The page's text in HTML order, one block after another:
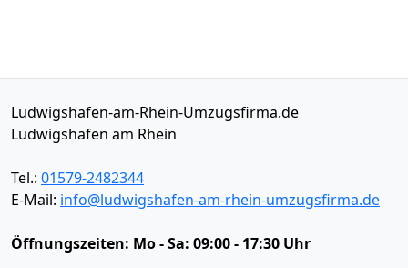
Ludwigshafen-am-Rhein-Umzugsfirma.de
Ludwigshafen am Rhein
Tel.: 01579-2482344
E-Mail: info@ludwigshafen-am-rhein-umzugsfirma.de
Öffnungszeiten: Mo - Sa: 09:00 - 17:30 Uhr